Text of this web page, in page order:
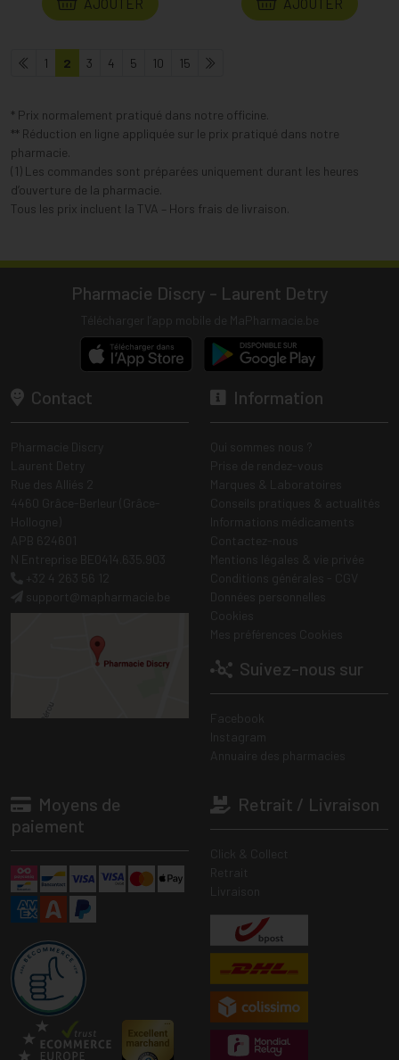
1 2 3 4 5 10 15
* Prix normalement pratiqué dans notre officine.
** Réduction en ligne appliquée sur le prix pratiqué dans notre
pharmacie.
(1) Les commandes sont préparées uniquement durant les heures
d’ouverture de la pharmacie.
Tous les prix incluent la TVA – Hors frais de livraison.
Pharmacie Discry - Laurent Detry
Contact Information
Suivez-nous sur
Moyens de
paiement
Retrait / Livraison